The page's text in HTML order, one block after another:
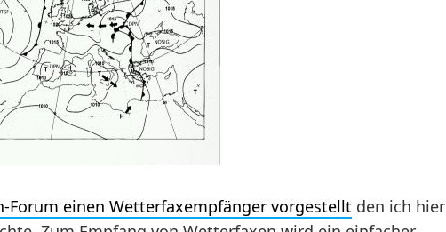
Forum einen Wetterfaxempfänger vorgestellt den ich hier